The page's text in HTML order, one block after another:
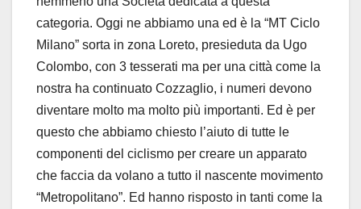
categoria. Oggi ne abbiamo una ed è la “MT Ciclo
Milano” sorta in zona Loreto, presieduta da Ugo
Colombo, con 3 tesserati ma per una città come la
nostra ha continuato Cozzaglio, i numeri devono
diventare molto ma molto più importanti. Ed è per
questo che abbiamo chiesto l’aiuto di tutte le
componenti del ciclismo per creare un apparato
che faccia da volano a tutto il nascente movimento
“Metropolitano”. Ed hanno risposto in tanti come la